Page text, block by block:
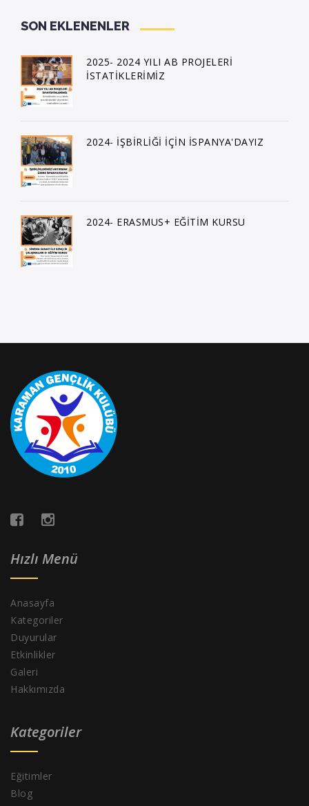
SON EKLENENLER
2025- 2024 YILI AB PROJELERİ
İSTATİKLERİMİZ
2024- İŞBİRLİĞİ İÇİN İSPANYA'DAYIZ
2024- ERASMUS+ EĞİTİM KURSU
Hızlı Menü
Anasayfa
Kategoriler
Duyurular
Etkinlikler
Galeri
Hakkımızda
Kategoriler
Eğitimler
Blog